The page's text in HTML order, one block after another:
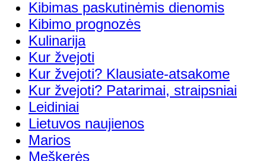
Kibimas paskutinėmis dienomis
Kibimo prognozės
Kulinarija
Kur žvejoti
Kur žvejoti? Klausiate-atsakome
Kur žvejoti? Patarimai, straipsniai
Leidiniai
Lietuvos naujienos
Marios
Meškerės